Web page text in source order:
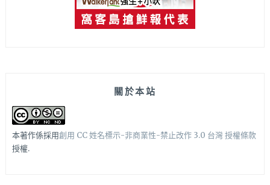
關於本站
本著作係採用創用 CC 姓名標示-非商業性-禁止改作 3.0 台灣 授權條款
授權.